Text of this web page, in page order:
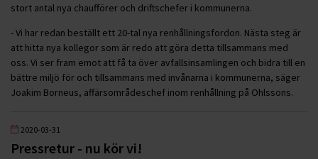
stort antal nya chaufförer och driftschefer i kommunerna.
- Vi har redan beställt ett 20-tal nya renhållningsfordon. Nästa steg är
att hitta nya kollegor som är redo att göra detta tillsammans med
oss. Vi ser fram emot att få ta över avfallsinsamlingen och bidra till en
bättre miljö för och tillsammans med invånarna i kommunerna, säger
Joakim Borneus, affärsområdeschef inom renhållning på Ohlssons.
2020-03-31
Pressretur - nu kör vi!